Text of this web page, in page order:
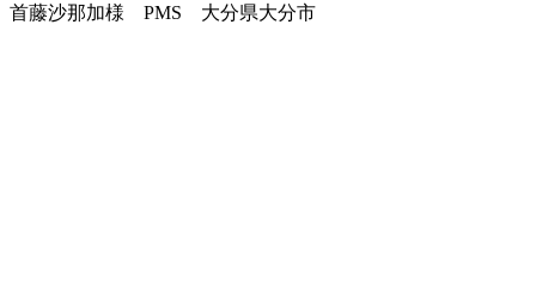
首藤沙那加様 PMS 大分県大分市